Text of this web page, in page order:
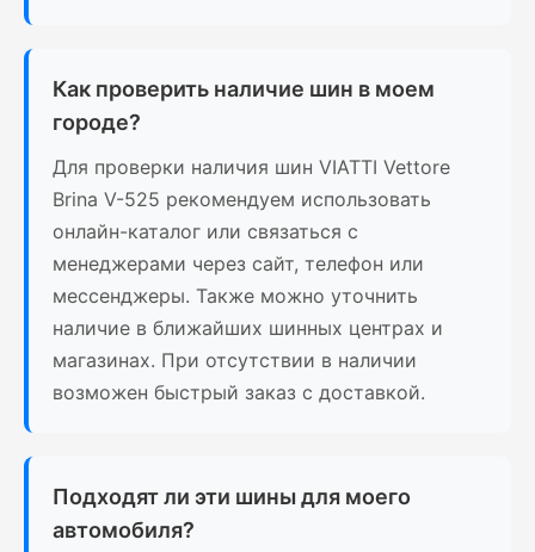
Как проверить наличие шин в моем
городе?
Для проверки наличия шин VIATTI Vettore
Brina V-525 рекомендуем использовать
онлайн-каталог или связаться с
менеджерами через сайт, телефон или
мессенджеры. Также можно уточнить
наличие в ближайших шинных центрах и
магазинах. При отсутствии в наличии
возможен быстрый заказ с доставкой.
Подходят ли эти шины для моего
автомобиля?